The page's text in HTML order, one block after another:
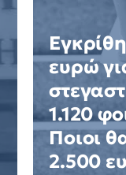
ευρώ
1.120
Ποιοι
2.500